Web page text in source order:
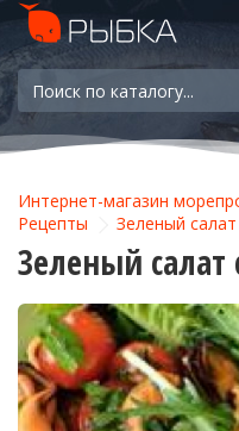
Интернет-магазин
Рецепты
Зеленый
Зеленый